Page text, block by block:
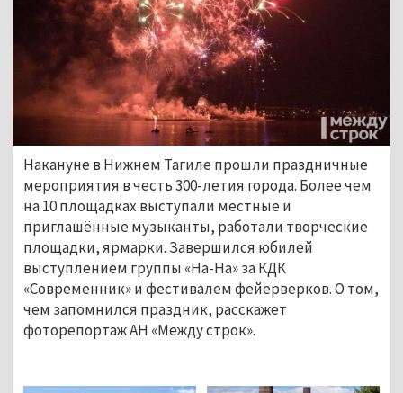
Накануне в Нижнем Тагиле прошли праздничные
мероприятия в честь 300-летия города. Более чем
на 10 площадках выступали местные и
приглашённые музыканты, работали творческие
площадки, ярмарки. Завершился юбилей
выступлением группы «На-На» за КДК
«Современник» и фестивалем фейерверков. О том,
чем запомнился праздник, расскажет
фоторепортаж АН «Между строк».